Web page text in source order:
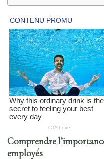
Comprendre
employés